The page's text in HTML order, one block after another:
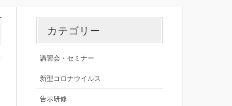
カテゴリー
講習会・セミナー
新型コロナウイルス
告示研修